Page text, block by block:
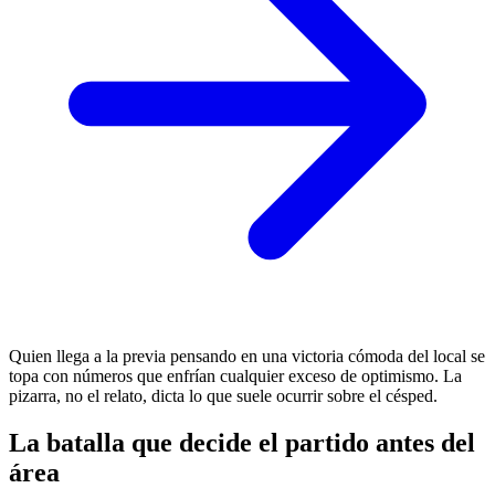
Quien llega a la previa pensando en una victoria cómoda del local se
topa con números que enfrían cualquier exceso de optimismo. La
pizarra, no el relato, dicta lo que suele ocurrir sobre el césped.
La batalla que decide el partido antes del
área